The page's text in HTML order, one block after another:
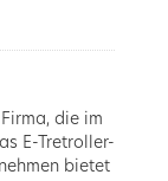
die im
E-Tretroller-
bietet